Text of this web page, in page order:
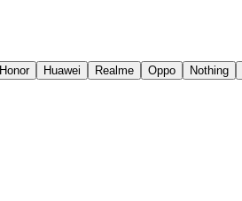
Honor Huawei Realme Oppo Nothing